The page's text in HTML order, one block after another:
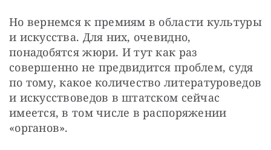
Но вернемся к премиям в области культуры
и искусства. Для них, очевидно,
понадобятся жюри. И тут как раз
совершенно не предвидится проблем, судя
по тому, какое количество литературоведов
и искусствоведов в штатском сейчас
имеется, в том числе в распоряжении
«органов».